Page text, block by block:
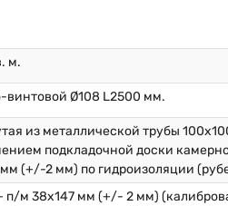
м.
винтовой Ø108 L2500 мм.
из металлической трубы
подкладочной доски
(+/-2 мм) по гидроизоляции
п/м 38х147 мм (+/- 2 мм)